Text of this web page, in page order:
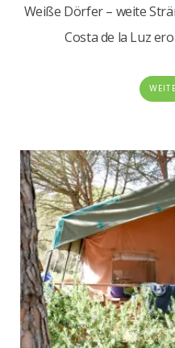
Weiße Dörfer – weite
Costa de la Luz